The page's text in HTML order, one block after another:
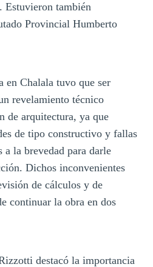
Estuvieron también
Provincial Humberto
en Chalala tuvo que ser
revelamiento técnico
de arquitectura, ya que
de tipo constructivo y fallas
a la brevedad para darle
Dichos inconvenientes
de cálculos y de
continuar la obra en dos
destacó la importancia